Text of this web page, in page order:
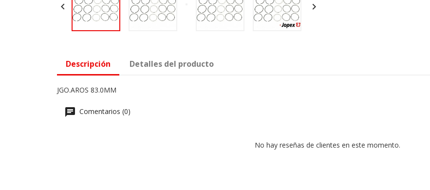
 
Descripción Detalles del producto
JGO.AROS 83.0MM
Comentarios (0)
No hay reseñas de clientes en este momento.